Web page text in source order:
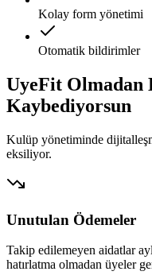
Kolay form yönetimi
Otomatik bildirimler
UyeFit Olmadan
Kaybediyorsun
Kulüp yönetiminde
eksiliyor.
Unutulan Ödemeler
Takip edilemeyen aidatlar
hatırlatma olmadan üyeler